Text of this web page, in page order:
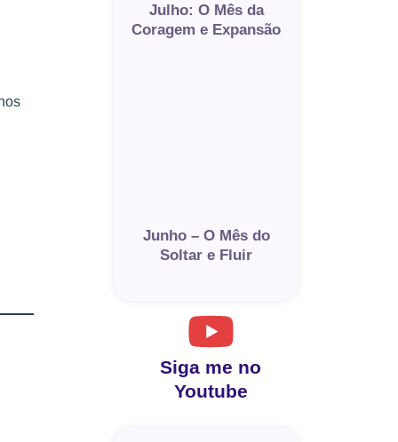
Julho: O Mês da
Coragem e Expansão
Junho – O Mês do
Soltar e Fluir
Siga me no
Youtube